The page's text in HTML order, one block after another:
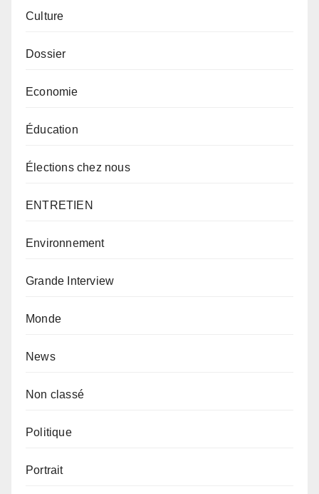
Culture
Dossier
Economie
Éducation
Élections chez nous
ENTRETIEN
Environnement
Grande Interview
Monde
News
Non classé
Politique
Portrait